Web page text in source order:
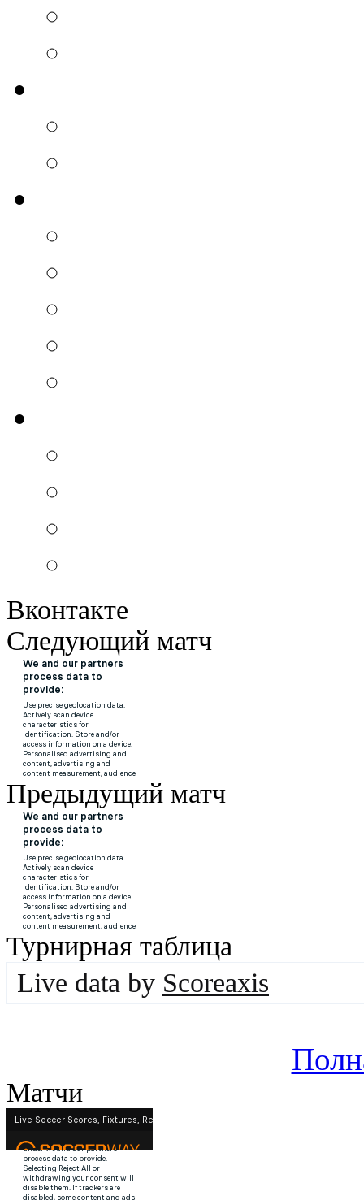
Вконтакте
Следующий матч
Предыдущий матч
Турнирная таблица
Live data by Scoreaxis
Матчи